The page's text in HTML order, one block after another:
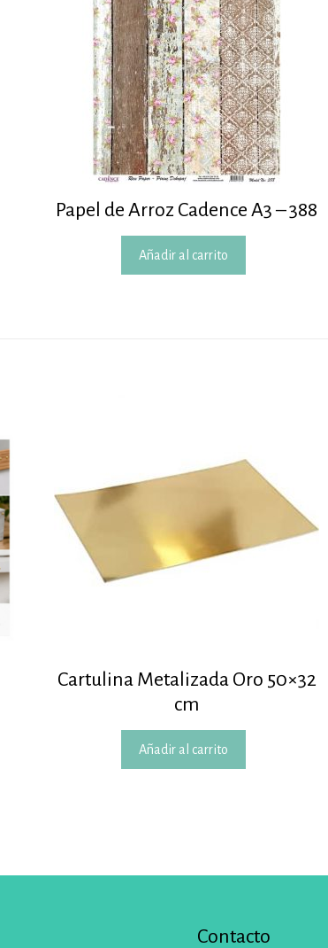
Papel de Arroz Cadence A3 – 388
Añadir al carrito
Cartulina Metalizada Oro 50×32
cm
Añadir al carrito
Contacto